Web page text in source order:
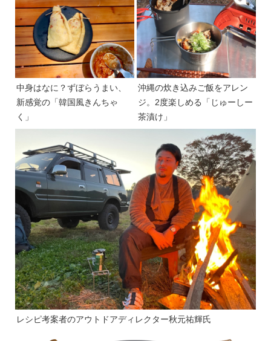
中身はなに？ずぼらうまい、
新感覚の「韓国風きんちゃ
く」
沖縄の炊き込みご飯をアレン
ジ。2度楽しめる「じゅーしー
茶漬け」
レシピ考案者のアウトドアディレクター秋元祐輝氏